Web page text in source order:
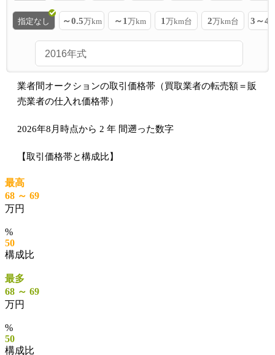
指定なし ～0.5万km ～1 万km 1 万km台 2万km台 3～4
業者間オークションの取引価格帯（買取業者の転売額＝販
売業者の仕入れ価格帯）
2026年8月時点から 2 年 間遡った数字
【取引価格帯と構成比】
最高
68 ～ 69
万円
%
50
構成比
最多
68 ～ 69
万円
%
50
構成比